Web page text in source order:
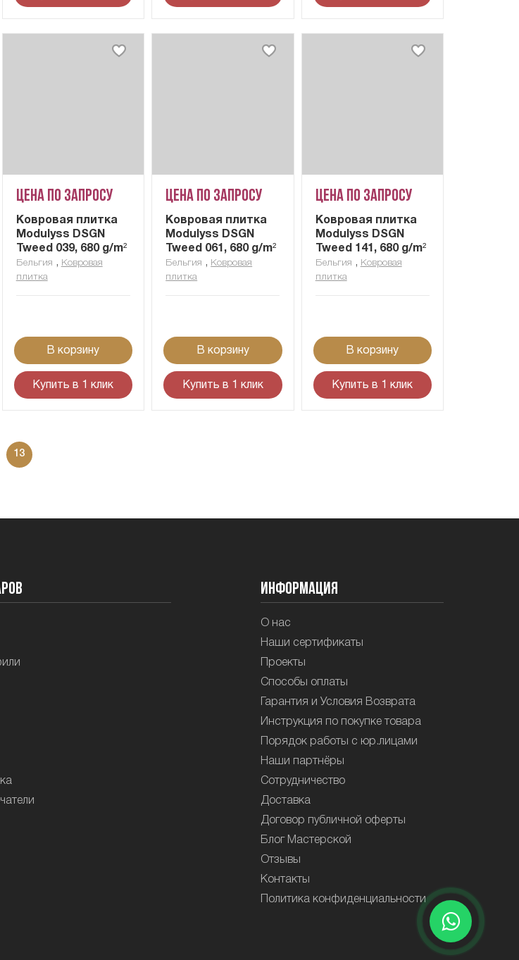
Цена по запросу
Ковровая плитка
Modulyss DSGN
Tweed 039, 680 g/m²
Бельгия , Ковровая
плитка
В корзину
Купить в 1 клик
Цена по запросу
Ковровая плитка
Modulyss DSGN
Tweed 061, 680 g/m²
Бельгия , Ковровая
плитка
В корзину
Купить в 1 клик
Цена по запросу
Ковровая плитка
Modulyss DSGN
Tweed 141, 680 g/m²
Бельгия , Ковровая
плитка
В корзину
Купить в 1 клик
13
Информация
О нас
Наши сертификаты
Проекты
Способы оплаты
Гарантия и Условия Возврата
Инструкция по покупке товара
Порядок работы с юр.лицами
Наши партнёры
Сотрудничество
Доставка
Договор публичной оферты
Блог Мастерской
Отзывы
Контакты
Политика конфиденциальности